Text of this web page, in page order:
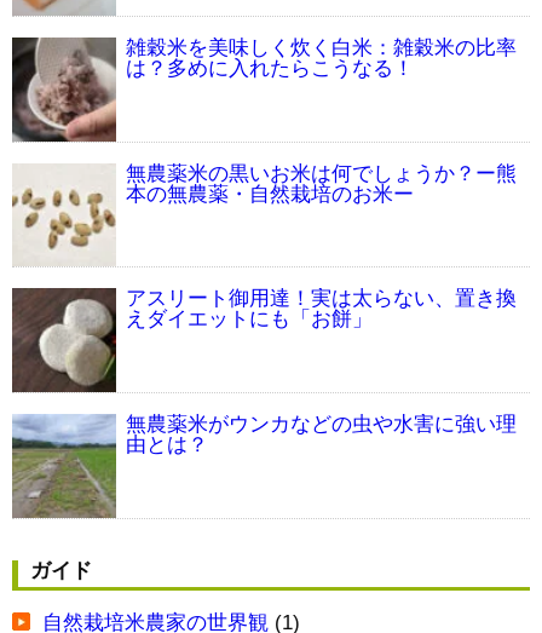
雑穀米を美味しく炊く白米：雑穀米の比率
は？多めに入れたらこうなる！
無農薬米の黒いお米は何でしょうか？ー熊
本の無農薬・自然栽培のお米ー
アスリート御用達！実は太らない、置き換
えダイエットにも「お餅」
無農薬米がウンカなどの虫や水害に強い理
由とは？
ガイド
自然栽培米農家の世界観 (1)